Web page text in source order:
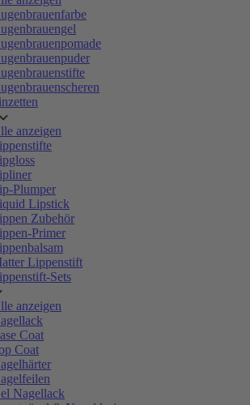
anzeigen
Plumper
Lipstick
Zubehör
Primer
Lippenstift
Sets
anzeigen
Coat
Coat
Nagellack